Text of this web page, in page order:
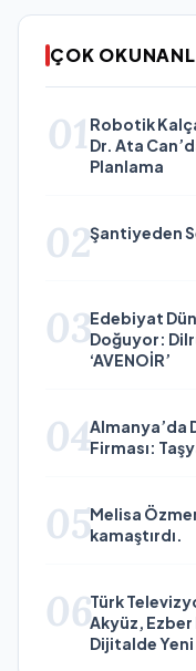
ÇOK
01 Robotik
Dr. Ata
Planlama
02Şantiyeden
03Edebiyat
Doğuyor:
‘AVENOİR’
04Almanya’da
Firması:
05Melisa
kamaştırdı.
06Türk
Akyüz,
Dijitalde Yeni